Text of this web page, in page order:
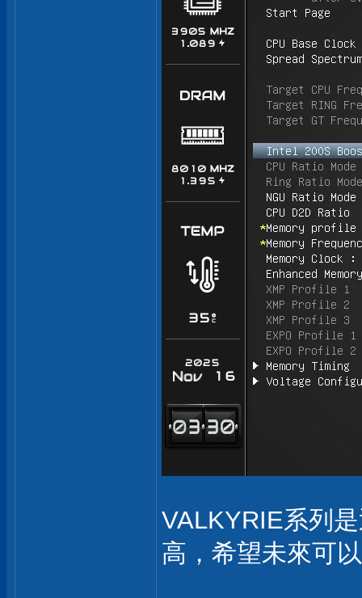
VALKYRIE系列
高，希望未來可